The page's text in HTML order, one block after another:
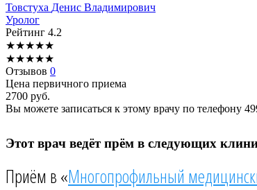
Товстуха Денис Владимирович
Уролог
Рейтинг 4.2
★★★★★
★★★★★
Отзывов 0
Цена первичного приема
2700 руб.
Вы можете записаться к этому врачу по телефону
Этот врач ведёт прём в следующих
Приём в «Многопрофильный